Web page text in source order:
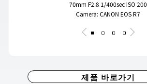
70mm F2.8 1/400sec ISO 200
Camera: CANON EOS R7
제품 바로가기